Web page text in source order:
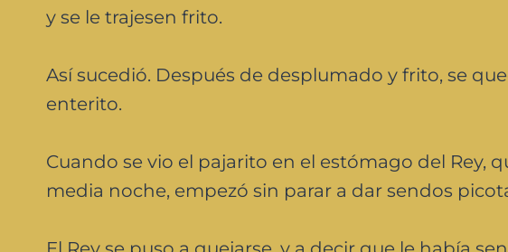
y se le trajesen frito.
Así sucedió. Después de desplumado y frito, se
enterito.
Cuando se vio el pajarito en el estómago del Rey,
media noche, empezó sin parar a dar sendos